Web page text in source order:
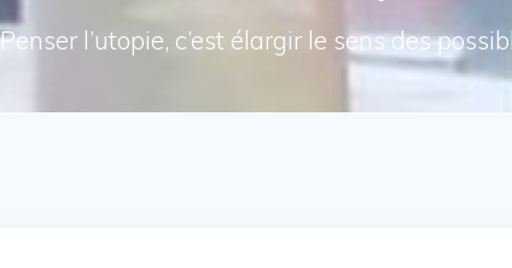
Penser l’utopie, c’est élargir le sens des